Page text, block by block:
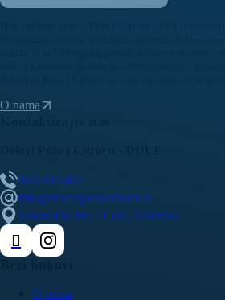
O nama
O nama
062/307-407
info@delovipezocitroen.rs
Vrbovačka bb, 11564, Vrbovno